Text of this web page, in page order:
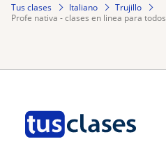
Tus clases Italiano
Trujillo
profe nativa - clases en linea para todos